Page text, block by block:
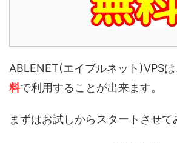
ABLENET(エイブルネット)VPSは
料で利用することが出来ます。
まずはお試しからスタートさせ